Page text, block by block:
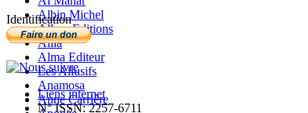
Albin Michel
Allary Editions
Allia
Alma Editeur
Les Allusifs
Anamosa
Anne Carrière
Identification
Liens internet
N° ISSN: 2257-6711